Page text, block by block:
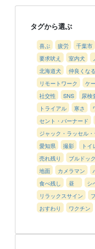
タグから選ぶ
喜ぶ 疲労 千葉市
要求吠え
室内犬
北海道犬
仲良くなる
リモートワーク
ケ
社交性
SNS 尿検
トライアル
寒さ
セント・バーナード
ジャック・ラッセル
愛知県
撮影 ト
売れ残り
ブルドッ
地面
カメラマン
食べ残し
昼 シ
リラックスサイン
おすわり
ワクチン